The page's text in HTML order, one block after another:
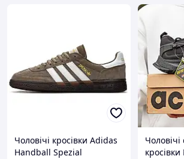
Чоловічі кросівки Adidas
Handball Spezial